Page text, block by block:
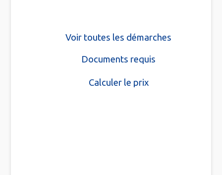
Voir toutes les démarches
Documents requis
Calculer le prix